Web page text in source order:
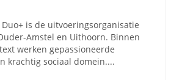
is de uitvoeringsorganisatie
Amstel en Uithoorn. Binnen
werken gepassioneerde
krachtig sociaal domein....